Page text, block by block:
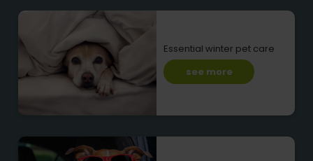
Essential winter pet care
see more